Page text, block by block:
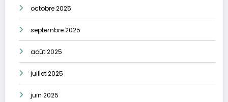
octobre 2025
septembre 2025
août 2025
juillet 2025
juin 2025